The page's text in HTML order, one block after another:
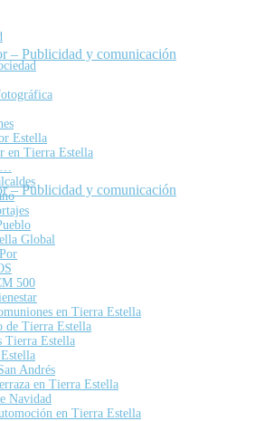
Estella
en Tierra Estella
Global
500
en Tierra Estella
de Tierra Estella
Tierra Estella
Andrés
en Tierra Estella
Navidad
en Tierra Estella